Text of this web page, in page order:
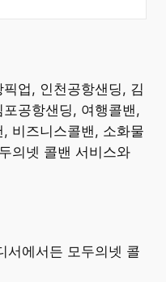
업, 인천공항샌딩, 김
공항샌딩, 여행콜밴,
비즈니스콜밴, 소화물
의넷 콜밴 서비스와
서에서든 모두의넷 콜